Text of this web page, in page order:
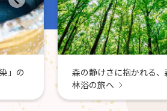
る、森 日本の春のグルメ巡り